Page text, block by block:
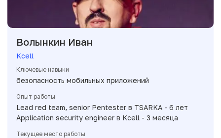
Волынкин Иван
Kcell
Ключевые навыки
безопасность мобильных приложений
Опыт работы
Lead red team, senior Pentester в TSARKA - 6 лет
Application security engineer в Kcell - 3 месяца
Текущее место работы